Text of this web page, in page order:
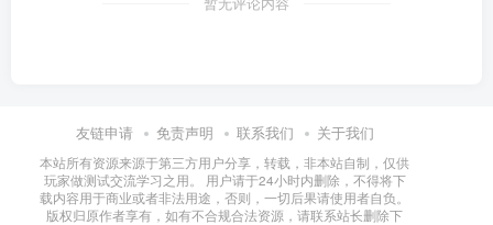
友链申请 免责声明 联系我们 关于我们
本站所有资源来源于第三方用户分享，转载，非本站自制，仅供
玩家做测试交流学习之用。 用户请于24小时内删除，不得将下
载内容用于商业或者非法用途，否则，一切后果请使用者自负。
版权归原作者享有，如有不合规合法资源，请联系站长删除下